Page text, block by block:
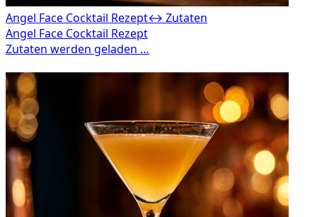
Angel Face Cocktail Rezept↔ Zutaten